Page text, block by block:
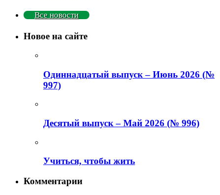
Все новости
Новое на сайте
Одиннадцатый выпуск – Июнь 2026 (№
997)
Деcятый выпуск – Май 2026 (№ 996)
Учиться, чтобы жить
Комментарии